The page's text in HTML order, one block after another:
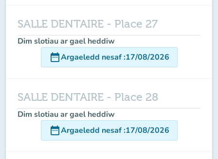
SALLE DENTAIRE - Place 27
Dim slotiau ar gael heddiw
date_rangeArgaeledd nesaf:17/08/2026
SALLE DENTAIRE - Place 28
Dim slotiau ar gael heddiw
date_rangeArgaeledd nesaf:17/08/2026